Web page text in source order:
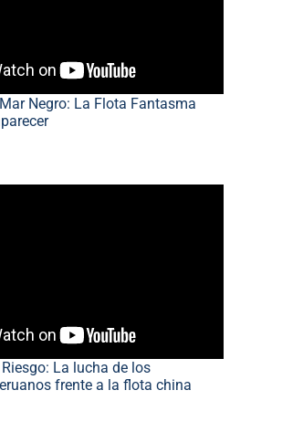
Negro: La Flota Fantasma
La lucha de los
frente a la flota china